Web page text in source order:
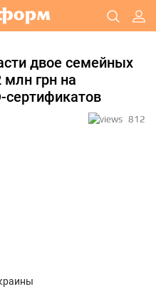
двое семейных
млн грн на
сертификатов
812